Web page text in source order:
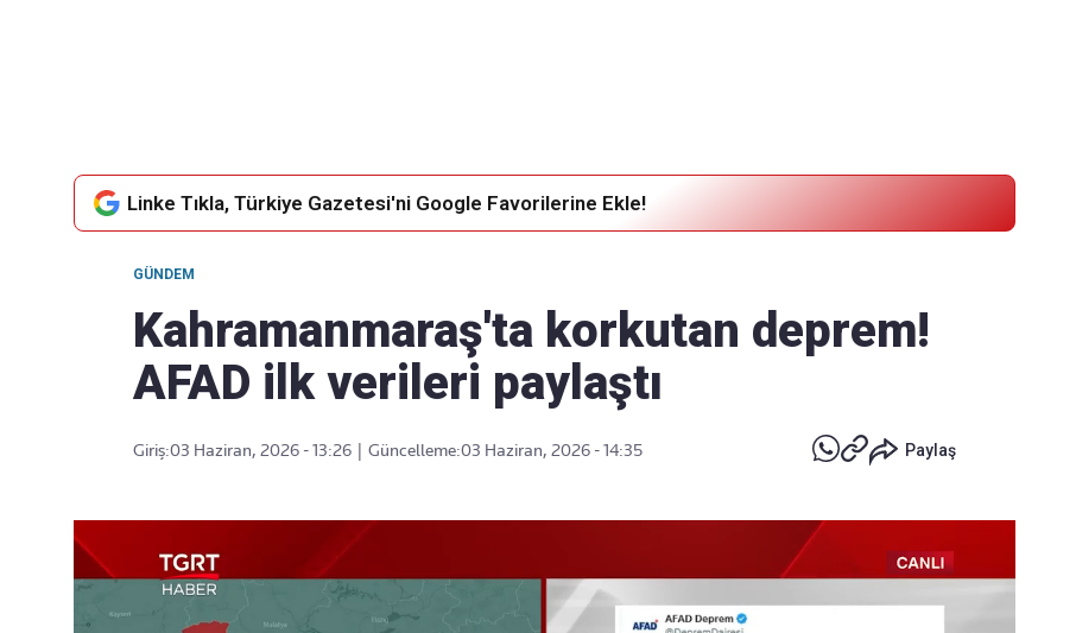
Linke Tıkla, Türkiye Gazetesi'ni Google Favorilerine Ekle!
GÜNDEM
Kahramanmaraş'ta korkutan deprem!
AFAD ilk verileri paylaştı
Giriş:03 Haziran, 2026 - 13:26 Güncelleme:03 Haziran, 2026 - 14:35 Paylaş